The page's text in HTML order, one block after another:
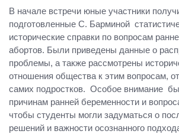
В начале встречи юные участники
подготовленные С. Барминой
исторические справки по вопросам
абортов. Были приведены данные о
проблемы, а также рассмотрены
отношения общества к этим вопросам,
самих подростков. Особое внимание
причинам ранней беременности и
чтобы студенты могли задуматься о
решений и важности осознанного